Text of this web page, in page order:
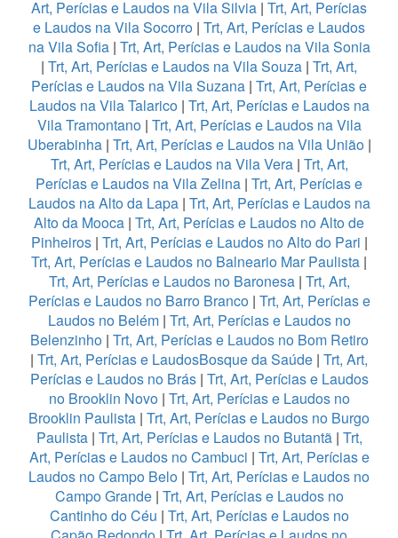
Art, Perícias e Laudos na Vila Silvia | Trt, Art, Perícias
e Laudos na Vila Socorro | Trt, Art, Perícias e Laudos
na Vila Sofia| Trt, Art, Perícias e Laudos na Vila Sonia
| Trt, Art, Perícias e Laudos na Vila Souza | Trt, Art,
Perícias e Laudos na Vila Suzana | Trt, Art, Perícias e
Laudos na Vila Talarico| Trt, Art, Perícias e Laudos na
Vila Tramontano| Trt, Art, Perícias e Laudos na Vila
Uberabinha| Trt, Art, Perícias e Laudos na Vila União|
Trt, Art, Perícias e Laudos na Vila Vera| Trt, Art,
Perícias e Laudos na Vila Zelina | Trt, Art, Perícias e
Laudos na Alto da Lapa| Trt, Art, Perícias e Laudos na
Alto da Mooca | Trt, Art, Perícias e Laudos no Alto de
Pinheiros| Trt, Art, Perícias e Laudos no Alto do Pari |
Trt, Art, Perícias e Laudos no Balneario Mar Paulista |
Trt, Art, Perícias e Laudos no Baronesa| Trt, Art,
Perícias e Laudos no Barro Branco| Trt, Art, Perícias e
Laudos no Belém| Trt, Art, Perícias e Laudos no
Belenzinho| Trt, Art, Perícias e Laudos no Bom Retiro
| Trt, Art, Perícias e LaudosBosque da Saúde | Trt, Art,
Perícias e Laudos no Brás| Trt, Art, Perícias e Laudos
no Brooklin Novo| Trt, Art, Perícias e Laudos no
Brooklin Paulista | Trt, Art, Perícias e Laudos no Burgo
Paulista| Trt, Art, Perícias e Laudos no Butantã| Trt,
Art, Perícias e Laudos no Cambuci | Trt, Art, Perícias e
Laudos no Campo Belo | Trt, Art, Perícias e Laudos no
Campo Grande| Trt, Art, Perícias e Laudos no
Cantinho do Céu | Trt, Art, Perícias e Laudos no